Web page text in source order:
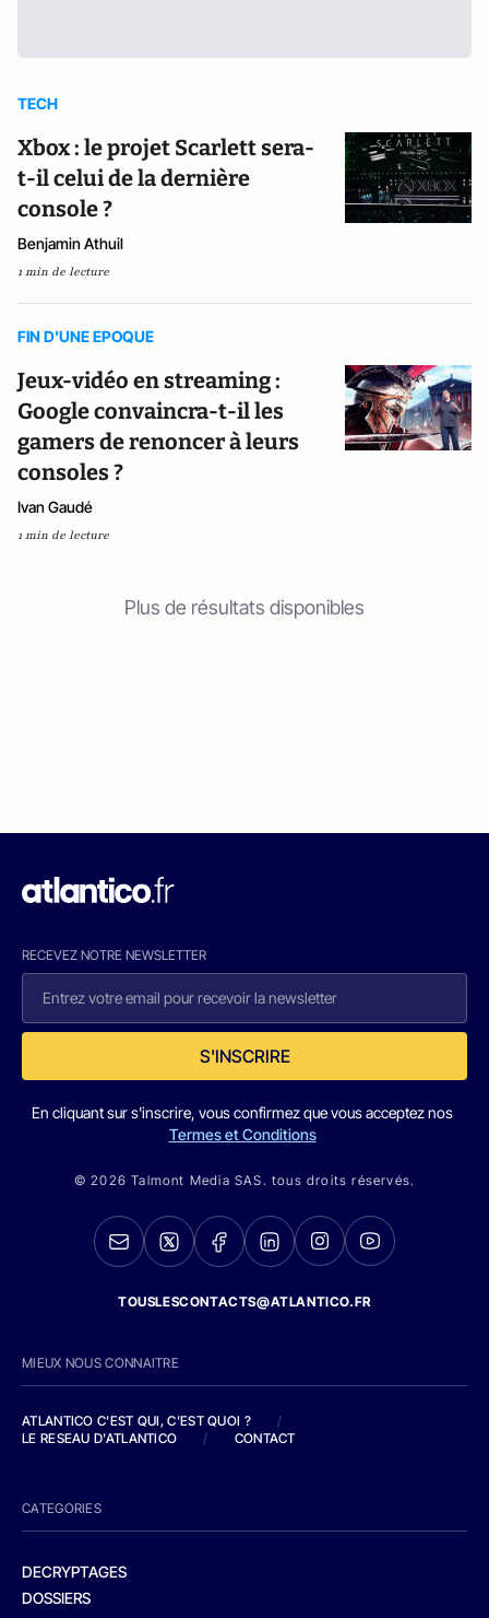
TECH
Xbox : le projet Scarlett sera-
t-il celui de la dernière
console ?
Benjamin Athuil
1 min de lecture
FIN D'UNE EPOQUE
Jeux-vidéo en streaming :
Google convaincra-t-il les
gamers de renoncer à leurs
consoles ?
Ivan Gaudé
1 min de lecture
Plus de résultats disponibles
RECEVEZ NOTRE NEWSLETTER
S'INSCRIRE
En cliquant sur s'inscrire, vous confirmez que vous acceptez nos
Termes et Conditions
© 2026 Talmont Media SAS. tous droits réservés.
TOUSLESCONTACTS@ATLANTICO.FR
MIEUX NOUS CONNAITRE
ATLANTICO C'EST QUI, C'EST QUOI ?
/
LE RESEAU D'ATLANTICO
/ CONTACT
CATEGORIES
DECRYPTAGES
DOSSIERS